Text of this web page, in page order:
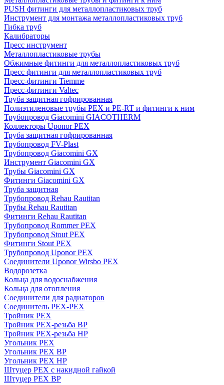
PUSH фитинги для металлопластиковых труб
Инструмент для монтажа металлопластиковых труб
Гибка труб
Калибраторы
Пресс инструмент
Металлопластиковые трубы
Обжимные фитинги для металлопластиковых труб
Пресс фитинги для металлопластиковых труб
Пресс-фитинги Tiemme
Пресс-фитинги Valtec
Труба защитная гофрированная
Полиэтиленовые трубы PEX и PE-RT и фитинги к ним
Трубопровод Giacomini GIACOTHERM
Коллекторы Uponor PEX
Труба защитная гофрированная
Трубопровод FV-Plast
Трубопровод Giacomini GX
Инструмент Giacomini GX
Трубы Giacomini GX
Фитинги Giacomini GX
Труба защитная
Трубопровод Rehau Rautitan
Трубы Rehau Rautitan
Фитинги Rehau Rautitan
Трубопровод Rommer PEX
Трубопровод Stout PEX
Фитинги Stout PEX
Трубопровод Uponor PEX
Соединители Uponor Wirsbo PEX
Водорозетка
Кольца для водоснабжения
Кольца для отопления
Соединители для радиаторов
Соединитель PEX-PEX
Тройник PEX
Тройник PEX-резьба ВР
Тройник PEX-резьба НР
Угольник PEX
Угольник PEX ВР
Угольник PEX НР
Штуцер PEX c накидной гайкой
Штуцер PEX ВР